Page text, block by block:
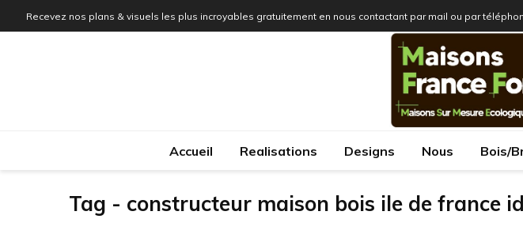
Recevez nos plans & visuels les plus incroyables gratuitement en nous contactant par mail ou par
Accueil Realisations Designs Nous Bois/
Tag - constructeur maison bois ile de france